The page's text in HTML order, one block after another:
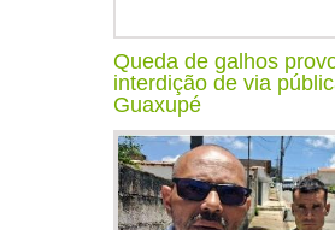
Queda de galhos
interdição de via
Guaxupé